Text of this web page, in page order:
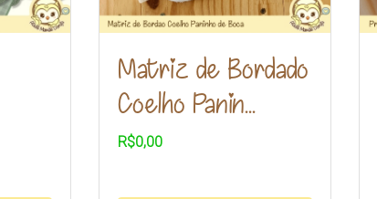
Matriz de Bordado
Coelho Panin...
R$0,00